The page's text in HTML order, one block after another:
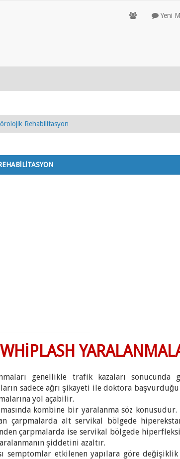
Yeni
Rehabilitasyon
WHİPLASH
genellikle trafik kazaları sonucunda
sadece ağrı şikayeti ile doktora
yol açabilir.
kombine bir yaralanma söz
çarpmalarda alt servikal bölgede
çarpmalarda ise servikal bölgede
şiddetini azaltır.
semptomlar etkilenen yapılara göre